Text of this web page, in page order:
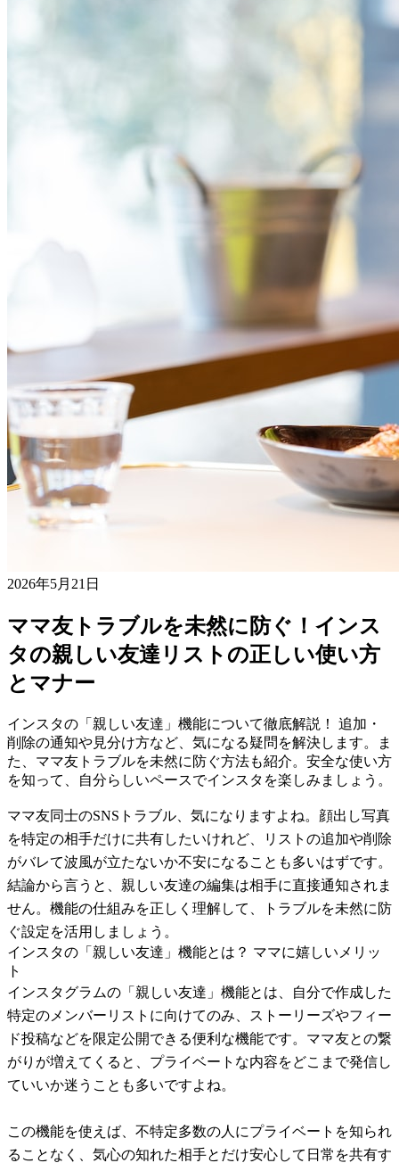
2026年5月21日
ママ友トラブルを未然に防ぐ！インス
タの親しい友達リストの正しい使い方
とマナー
インスタの「親しい友達」機能について徹底解説！ 追加・
削除の通知や見分け方など、気になる疑問を解決します。ま
た、ママ友トラブルを未然に防ぐ方法も紹介。安全な使い方
を知って、自分らしいペースでインスタを楽しみましょう。
ママ友同士のSNSトラブル、気になりますよね。顔出し写真
を特定の相手だけに共有したいけれど、リストの追加や削除
がバレて波風が立たないか不安になることも多いはずです。
結論から言うと、親しい友達の編集は相手に直接通知されま
せん。機能の仕組みを正しく理解して、トラブルを未然に防
ぐ設定を活用しましょう。
インスタの「親しい友達」機能とは？ ママに嬉しいメリッ
ト
インスタグラムの「親しい友達」機能とは、自分で作成した
特定のメンバーリストに向けてのみ、ストーリーズやフィー
ド投稿などを限定公開できる便利な機能です。ママ友との繋
がりが増えてくると、プライベートな内容をどこまで発信し
ていいか迷うことも多いですよね。
この機能を使えば、不特定多数の人にプライベートを知られ
ることなく、気心の知れた相手とだけ安心して日常を共有す